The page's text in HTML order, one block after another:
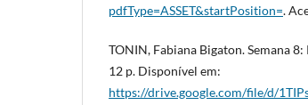
pdfType=ASSET&startPosition=.
TONIN, Fabiana Bigaton. Semana
12 p. Disponível em:
https://drive.google.com/file/d/